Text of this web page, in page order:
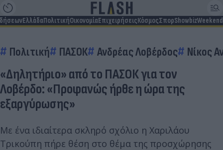
ΕλλάδαΠολιτικήΟικονομίαΕπιχειρήσειςΚόσμοςΣπορShowbizWeekend
Πολιτική ΠΑΣΟΚ Ανδρέας Λοβέρδος Νίκος
«Δηλητήριο» από το ΠΑΣΟΚ για τον
Λοβέρδο: «Προφανώς ήρθε η ώρα της
εξαργύρωσης»
Με ένα ιδιαίτερα σκληρό σχόλιο η Χαριλάου
Τρικούπη πήρε θέση στο θέμα της προσχώρησης